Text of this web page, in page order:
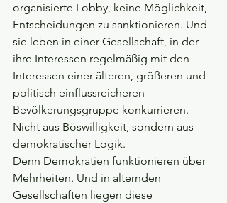
organisierte Lobby, keine Möglichkeit,
Entscheidungen zu sanktionieren. Und
sie leben in einer Gesellschaft, in der
ihre Interessen regelmäßig mit den
Interessen einer älteren, größeren und
politisch einflussreicheren
Bevölkerungsgruppe konkurrieren.
Nicht aus Böswilligkeit, sondern aus
demokratischer Logik.
Denn Demokratien funktionieren über
Mehrheiten. Und in alternden
Gesellschaften liegen diese